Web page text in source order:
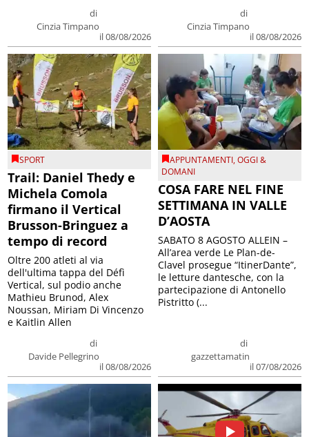
di
Cinzia Timpano
il 08/08/2026
di
Cinzia Timpano
il 08/08/2026
SPORT
Trail: Daniel Thedy e
Michela Comola
firmano il Vertical
Brusson-Bringuez a
tempo di record
di
Davide Pellegrino
il 08/08/2026
Oltre 200 atleti al via
dell'ultima tappa del Défì
Vertical, sul podio anche
Mathieu Brunod, Alex
Noussan, Miriam Di Vincenzo
e Kaitlin Allen
APPUNTAMENTI,OGGI &
DOMANI
COSA FARE NEL FINE
SETTIMANA IN VALLE
D’AOSTA
di
gazzettamatin
il 07/08/2026
SABATO 8 AGOSTO ALLEIN –
All’area verde Le Plan-de-
Clavel prosegue “ItinerDante”,
le letture dantesche, con la
partecipazione di Antonello
Pistritto (...